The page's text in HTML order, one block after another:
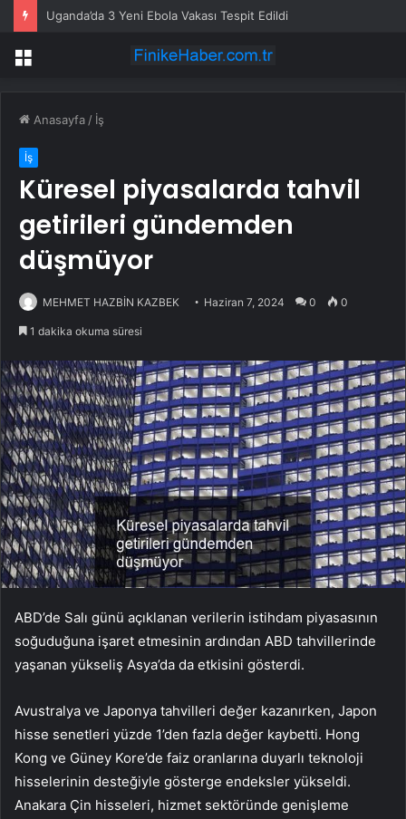
Uganda’da 3 Yeni Ebola Vakası Tespit Edildi
Menü
Anasayfa / İş
İş
Küresel piyasalarda tahvil
getirileri gündemden
düşmüyor
MEHMET HAZBİN KAZBEK Haziran 7, 2024 0 0
1 dakika okuma süresi
ABD’de Salı günü açıklanan verilerin istihdam piyasasının
soğuduğuna işaret etmesinin ardından ABD tahvillerinde
yaşanan yükseliş Asya’da da etkisini gösterdi.
Avustralya ve Japonya tahvilleri değer kazanırken, Japon
hisse senetleri yüzde 1’den fazla değer kaybetti. Hong
Kong ve Güney Kore’de faiz oranlarına duyarlı teknoloji
hisselerinin desteğiyle gösterge endeksler yükseldi.
Anakara Çin hisseleri, hizmet sektöründe genişleme